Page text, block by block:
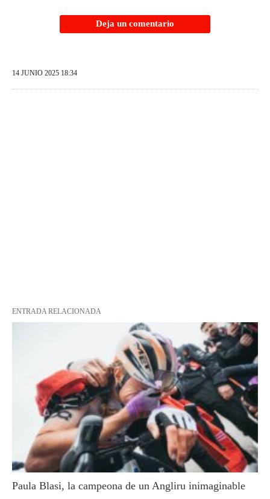
Deja un comentario
14 JUNIO 2025 18:34
ENTRADA RELACIONADA
Paula Blasi, la campeona de un Angliru inimaginable